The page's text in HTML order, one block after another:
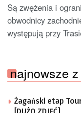
Są zwężenia i
obwodnicy
występują przy
najnowsze
Żagański etap